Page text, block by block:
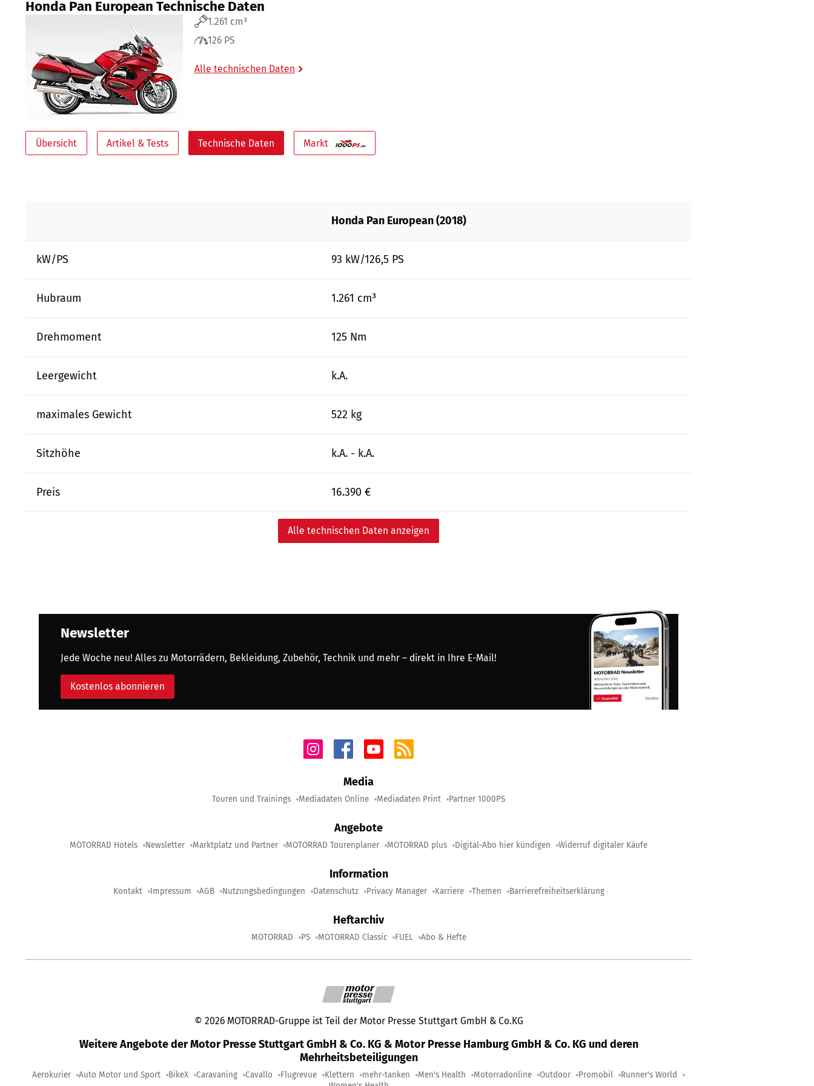
Honda Pan European Technische Daten
1.261 cm³
126 PS
Alle technischen Daten
Übersicht Artikel & Tests Technische Daten Markt
Honda Pan European (2018)
kW/PS 93 kW/126,5 PS
Hubraum 1.261 cm³
Drehmoment 125 Nm
Leergewicht k.A.
maximales Gewicht 522 kg
Sitzhöhe k.A. - k.A.
Preis 16.390 €
Alle technischen Daten anzeigen
Newsletter
Jede Woche neu! Alles zu Motorrädern, Bekleidung, Zubehör, Technik und mehr – direkt in Ihre E-Mail!
Kostenlos abonnieren
Media
Touren und Trainings Mediadaten Online Mediadaten Print Partner 1000PS
Angebote
MOTORRAD Hotels Newsletter Marktplatz und Partner MOTORRAD Tourenplaner MOTORRAD plus Digital-Abo hier kündigen Widerruf digitaler Käufe
Information
Kontakt Impressum AGB Nutzungsbedingungen Datenschutz Privacy Manager Karriere Themen Barrierefreiheitserklärung
Heftarchiv
MOTORRAD PS MOTORRAD Classic FUEL Abo & Hefte
© 2026 MOTORRAD-Gruppe ist Teil der Motor Presse Stuttgart GmbH & Co.KG
Weitere Angebote der Motor Presse Stuttgart GmbH & Co. KG & Motor Presse Hamburg GmbH & Co. KG und deren
Mehrheitsbeteiligungen
Aerokurier Auto Motor und Sport BikeX Caravaning Cavallo Flugrevue Klettern mehr-tanken Men's Health Motorradonline Outdoor Promobil
Runner's World